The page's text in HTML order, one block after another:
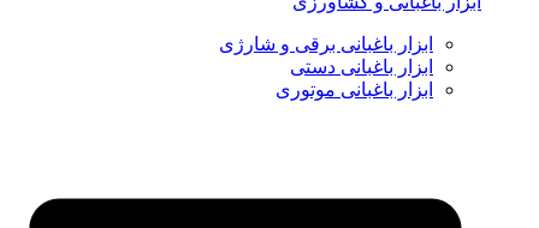
ابزار باغبانی برقی و شارژی
ابزار باغبانی دستی
ابزار باغبانی موتوری